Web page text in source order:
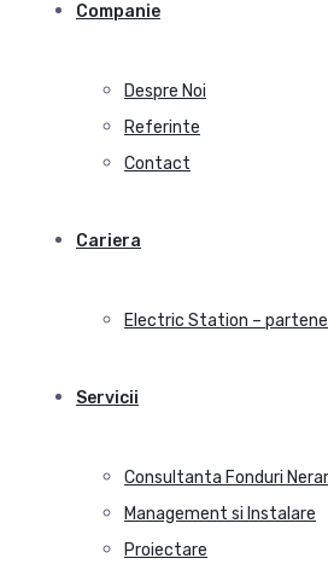
Companie
Despre Noi
Referinte
Contact
Cariera
Electric Station –
Servicii
Consultanta Fonduri
Management si Instalare
Proiectare